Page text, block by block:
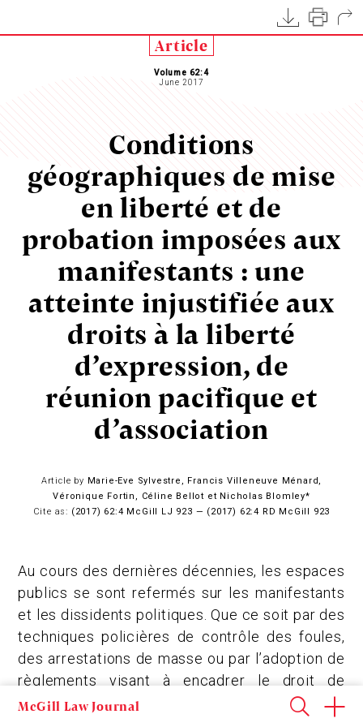
McGill Law Journal
Article
Volume 62:4
June 2017
Conditions
géographiques de mise
en liberté et de
probation imposées aux
manifestants : une
atteinte injustifiée aux
droits à la liberté
d’expression, de
réunion pacifique et
d’association
Article by Marie-Eve Sylvestre, Francis Villeneuve Ménard,
Véronique Fortin, Céline Bellot et Nicholas Blomley*
Cite as: (2017) 62:4 McGill LJ 923 — (2017) 62:4 RD McGill 923
Au cours des dernières décennies, les espaces
publics se sont refermés sur les manifestants
et les dissidents politiques. Que ce soit par des
techniques policières de contrôle des foules,
des arrestations de masse ou par l’adoption de
règlements visant à encadrer le droit de
manifester, ces personnes sont des plus en